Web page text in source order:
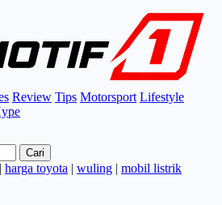
Review Tips Motorsport Lifestyle
Cari
| harga toyota | wuling | mobil listrik